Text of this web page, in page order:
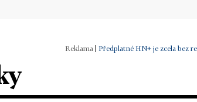
| Předplatné HN+ je zcela bez